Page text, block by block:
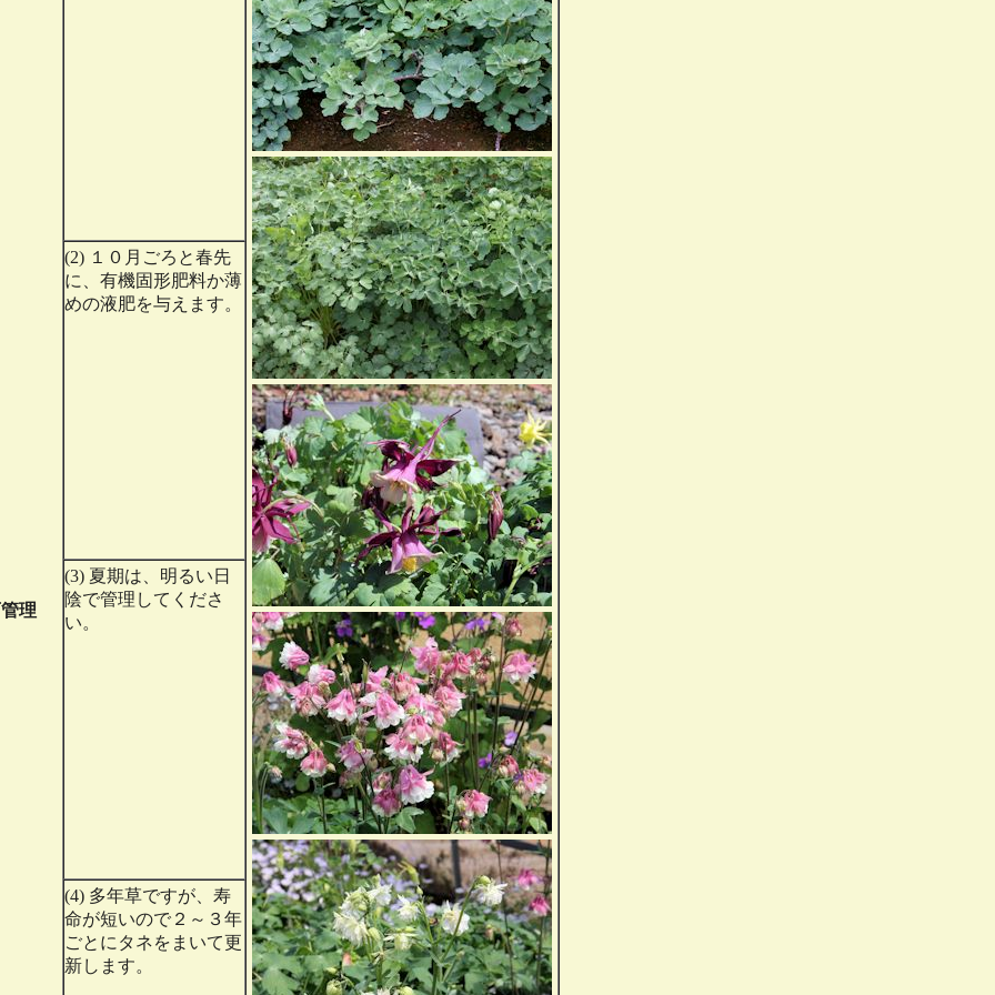
理
(2) １０月ごろと春先
に、有機固形肥料か薄
めの液肥を与えます。
(3) 夏期は、明るい日
陰で管理してくださ
い。
(4) 多年草ですが、寿
命が短いので２～３年
ごとにタネをまいて更
新します。